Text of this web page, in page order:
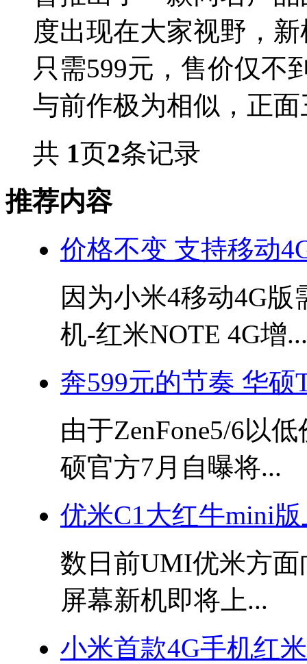
度出现在大家视野，
只需599元，售价仅不
与前作极为相似，正面
共 1页2条记录
推荐内容
价格不变 支持移动
因为小米4移动4G
机-红米NOTE 4G增...
奔599元的节奏 华硕
由于ZenFone5/6以
硕官方7月自曝将...
优米C1大红牛mini
数日前UMI优米方
屏幕新机即将上...
小米首款4G手机红